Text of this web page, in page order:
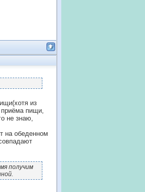
из
приёма пищи,
не знаю,
на обеденном
получим